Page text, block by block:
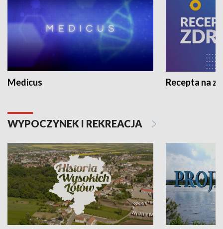
Medicus Recepta na
WYPOCZYNEK I REKREACJA